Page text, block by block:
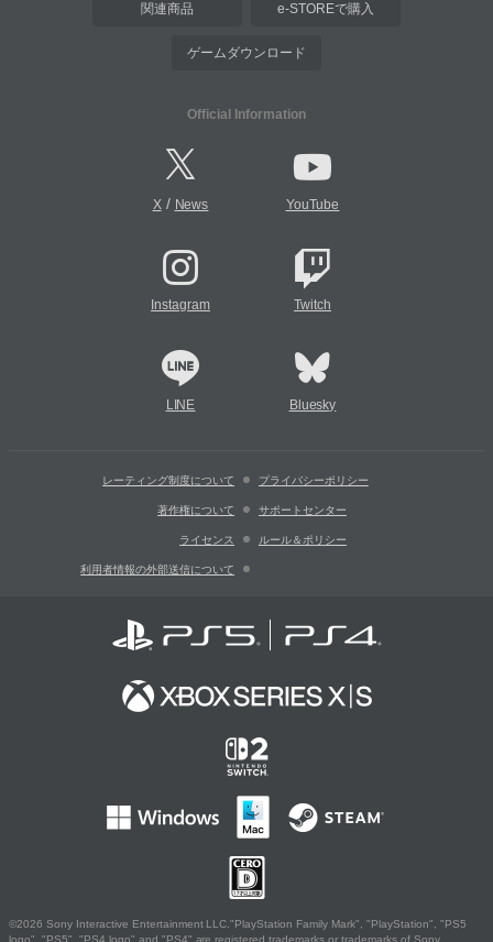
関連商品 e-STOREで購入
ゲームダウンロード
Official Information
X/ News YouTube
Instagram Twitch
LINE Bluesky
レーティング制度について プライバシーポリシー
著作権について サポートセンター
ライセンス ルール＆ポリシー
利用者情報の外部送信について
©2026 Sony Interactive Entertainment LLC."PlayStation Family Mark", "PlayStation", "PS5
logo", "PS5", "PS4 logo" and "PS4" are registered trademarks or trademarks of Sony